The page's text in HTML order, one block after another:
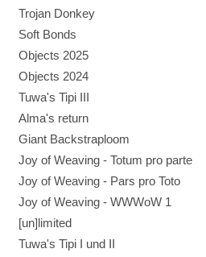
Trojan Donkey
Soft Bonds
Objects 2025
Objects 2024
Tuwa's Tipi III
Alma's return
Giant Backstraploom
Joy of Weaving - Totum pro parte
Joy of Weaving - Pars pro Toto
Joy of Weaving - WWWoW 1
[un]limited
Tuwa's Tipi I und II